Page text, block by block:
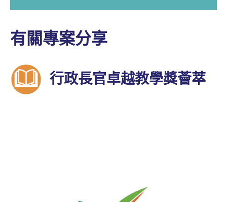
有關專案分享
行政長官卓越教學獎薈萃